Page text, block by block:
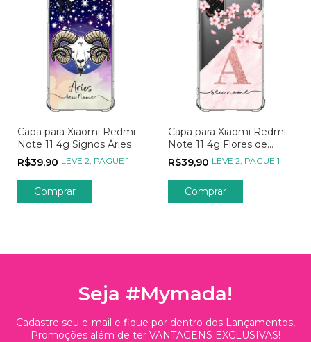
Capa para Xiaomi Redmi
Note 11 4g Signos Áries
R$39,90 LEVE 2, PAGUE 1
Comprar
Capa para Xiaomi Redmi
Note 11 4g Flores de
Cerejeira com Inicial Rosa
R$39,90 LEVE 2, PAGUE 1
Comprar
Seja #Mymada!
Cadastre seu e-mail e fique por dentro dos Lançamentos,
Promoções além de ter VANTAGENS EXCLUSIVAS!